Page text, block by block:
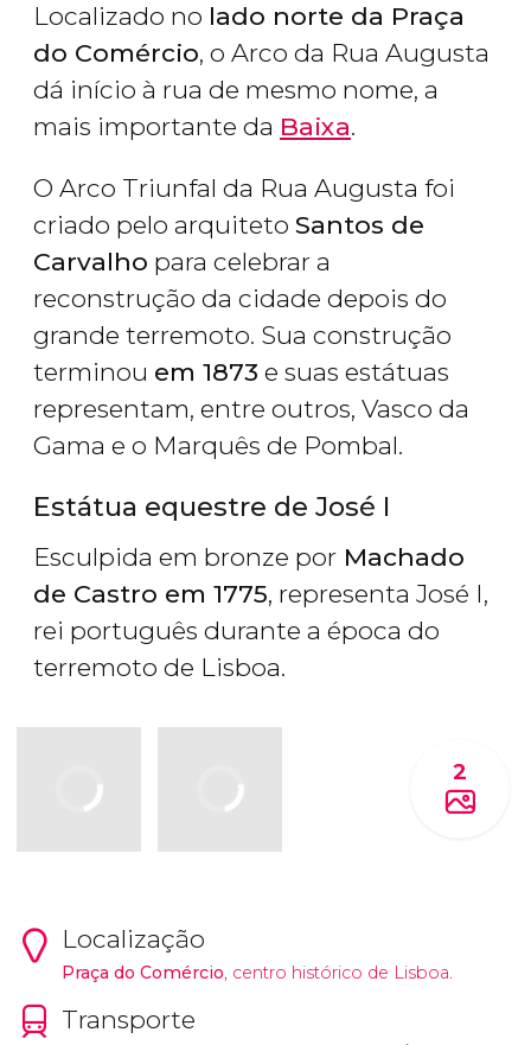
Localizado no lado norte da Praça
do Comércio, o Arco da Rua Augusta
dá início à rua de mesmo nome, a
mais importante da Baixa.
O Arco Triunfal da Rua Augusta foi
criado pelo arquiteto Santos de
Carvalho para celebrar a
reconstrução da cidade depois do
grande terremoto. Sua construção
terminou em 1873 e suas estátuas
representam, entre outros, Vasco da
Gama e o Marquês de Pombal.
Estátua equestre de José I
Esculpida em bronze por Machado
de Castro em 1775, representa José I,
rei português durante a época do
terremoto de Lisboa.
2
Localização
Praça do Comércio, centro histórico de Lisboa.
Transporte